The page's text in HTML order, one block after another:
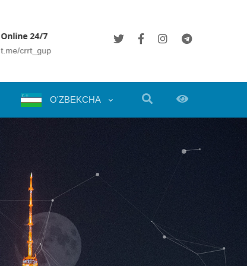
(+998 71) 202 35 49
info@crrt.uz
Toshkent sh., A.Temur
O'ZBEKCHA